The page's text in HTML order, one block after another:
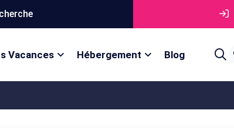
Vacances Hébergement Blog